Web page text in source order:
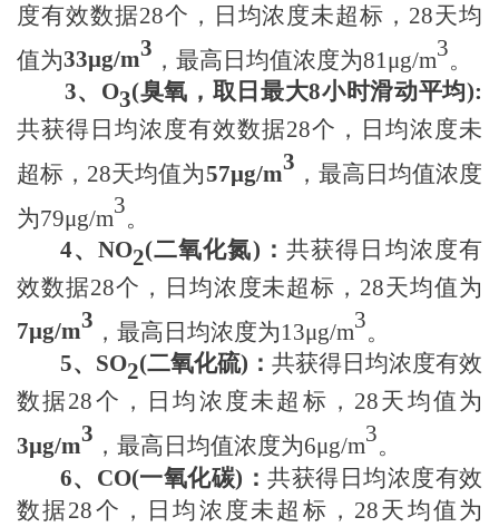
度有效数据28个 ，日均浓度未超标， 28天均
值为33μg/m3 ，最高日均值浓度为81μg/m3。
3、 O3(臭氧 ， 取日最大8小时滑动平均):
共获得日均浓度有效数据28个 ，日均浓度未
超标， 28天均值为57μg/m3 ，最高日均值浓度
为79μg/m3。
4、 NO2(二氧化氮) ： 共获得日均浓度有
效数据28个 ，日均浓度未超标， 28天均值为
7μg/m3 ，最高日均浓度为13μg/m3。
5、 SO2(二氧化硫) ： 共获得日均浓度有效
数据28个 ，日均浓度未超标， 28天均值为
3μg/m3 ，最高日均值浓度为6μg/m3。
6、 CO(一氧化碳) ：共获得日均浓度有效
数据28个 ，日均浓度未超标， 28天均值为